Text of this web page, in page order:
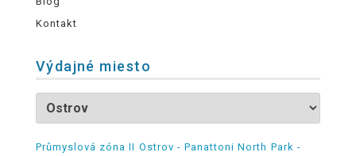
Kontakt
Výdajné miesto
Průmyslová zóna II Ostrov - Panattoni North Park -